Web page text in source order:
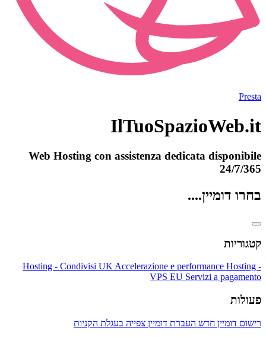
Presta
IlTuoSpazioWeb.it
Web Hosting con assistenza dedicata disponibile
24/7/365
בחרו דומיין....
קטגוריות
Hosting - Condivisi UK Accelerazione e performance Hosting -
VPS EU Servizi a pagamento
פעולות
רישום דומיין חדש העברת דומיין צפייה בעגלת הקניות